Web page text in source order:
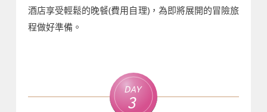
酒店享受輕鬆的晚餐(費用自理)，為即將展開的冒險旅
程做好準備。
Day
3